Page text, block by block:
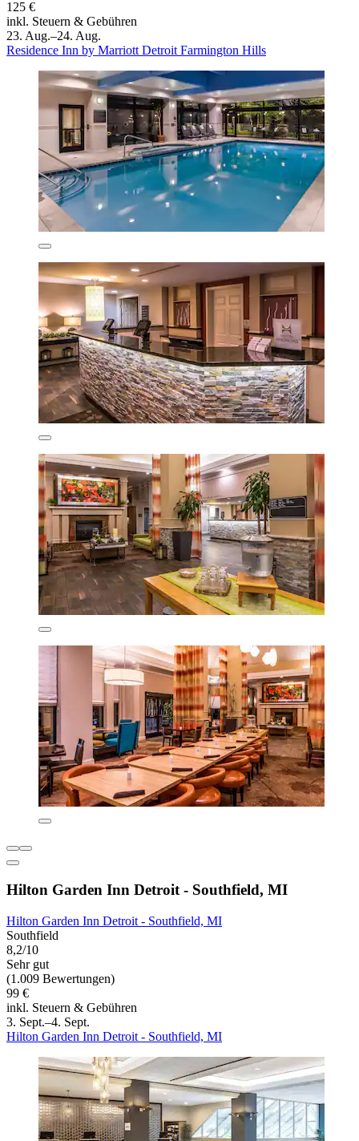
125 €
inkl. Steuern & Gebühren
23. Aug.–24. Aug.
Residence Inn by Marriott Detroit Farmington Hills
Hilton Garden Inn Detroit - Southfield, MI
Hilton Garden Inn Detroit - Southfield, MI
Southfield
8,2/10
Sehr gut
(1.009 Bewertungen)
99 €
inkl. Steuern & Gebühren
3. Sept.–4. Sept.
Hilton Garden Inn Detroit - Southfield, MI